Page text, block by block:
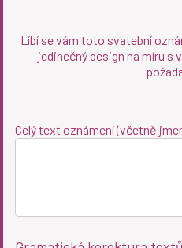
Líbí se vám toto svatební
jedinečný design na míru s
Celý text oznámení (včetně